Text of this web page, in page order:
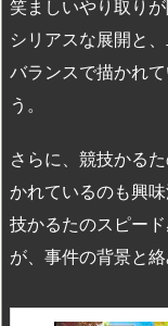
笑ましいやり取り
シリアスな展開と
バランスで描かれ
う。
さらに、競技かる
かれているのも興
技かるたのスピー
が、事件の背景と